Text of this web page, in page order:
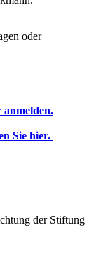
oder
anmelden.
Sie hier.
der Stiftung